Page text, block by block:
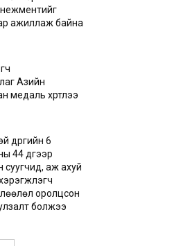
ажиллаж байна
Азийн
медаль хүртлээ
дүүргийн 6
44 дүгээр
аж ахуй
оролцсон
болжээ